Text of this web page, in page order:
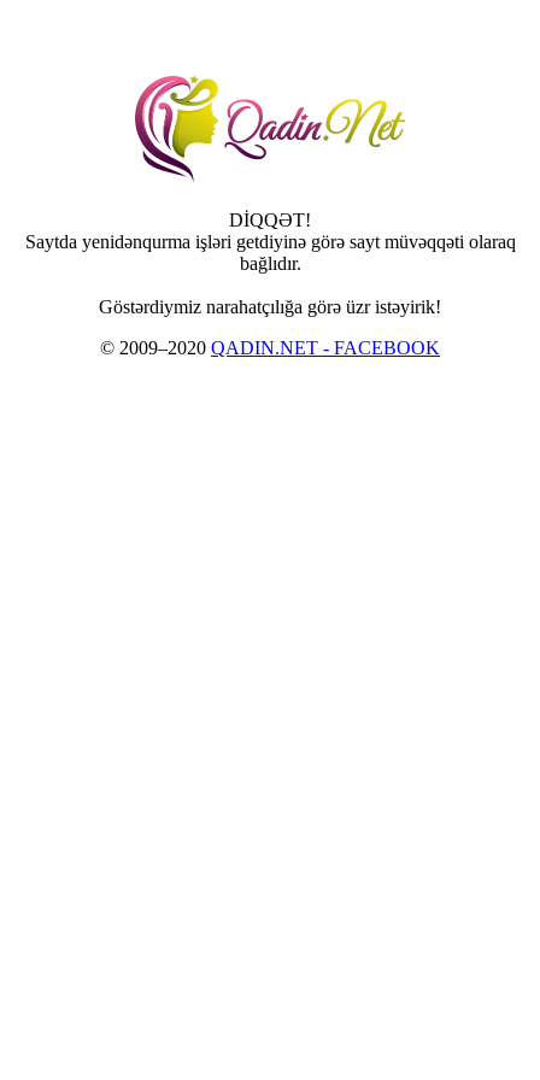
DİQQƏT!
Saytda yenidənqurma işləri getdiyinə görə sayt müvəqqəti olaraq
bağlıdır.
Göstərdiymiz narahatçılığa görə üzr istəyirik!
© 2009–2020 QADIN.NET - FACEBOOK